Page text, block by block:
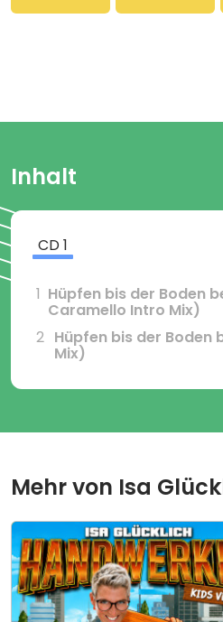
Inhalt
CD1
1 Hüpfen bis der Boden
Caramello Intro Mix)
2 Hüpfen bis der Boden
Mix)
Mehr von Isa